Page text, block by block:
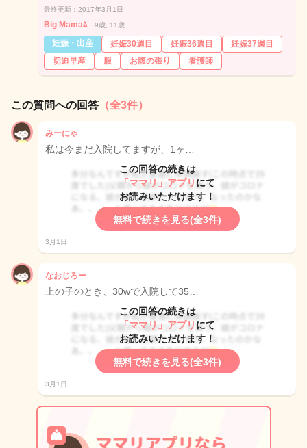
最終更新：2017年3月1日
Big Mama⁂ 9歳, 11歳
妊娠・出産 妊娠30週目 妊娠36週目
妊娠37週目
切迫早産
服 お腹の張り 看護師
この質問への回答 （全3件）
みーにゃ
私は今まだ入院してますが、1ヶ…
この回答の続きは
「ママリ」アプリ にて
お読みいただけます！
無料で続きを見る(全3件)
3月1日
なおじろー
上の子のとき、30wで入院して35…
この回答の続きは
「ママリ」アプリ にて
お読みいただけます！
無料で続きを見る(全3件)
3月1日